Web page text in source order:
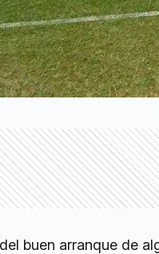
buen arranque de